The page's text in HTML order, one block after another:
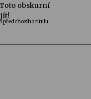
obskurní
předchozího titulu.